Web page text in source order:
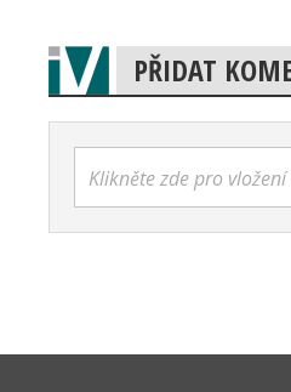
PŘIDAT
Klikněte zde pro